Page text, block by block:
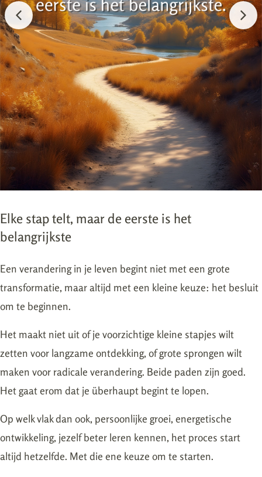
Elke stap telt, maar de eerste is het
belangrijkste
Een verandering in je leven begint niet met een grote
transformatie, maar altijd met een kleine keuze: het besluit
om te beginnen.
Het maakt niet uit of je voorzichtige kleine stapjes wilt
zetten voor langzame ontdekking, of grote sprongen wilt
maken voor radicale verandering. Beide paden zijn goed.
Het gaat erom dat je überhaupt begint te lopen.
Op welk vlak dan ook, persoonlijke groei, energetische
ontwikkeling, jezelf beter leren kennen, het proces start
altijd hetzelfde. Met die ene keuze om te starten.